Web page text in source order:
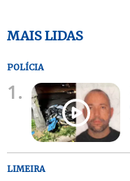
MAIS LIDAS
POLÍCIA
1.
LIMEIRA